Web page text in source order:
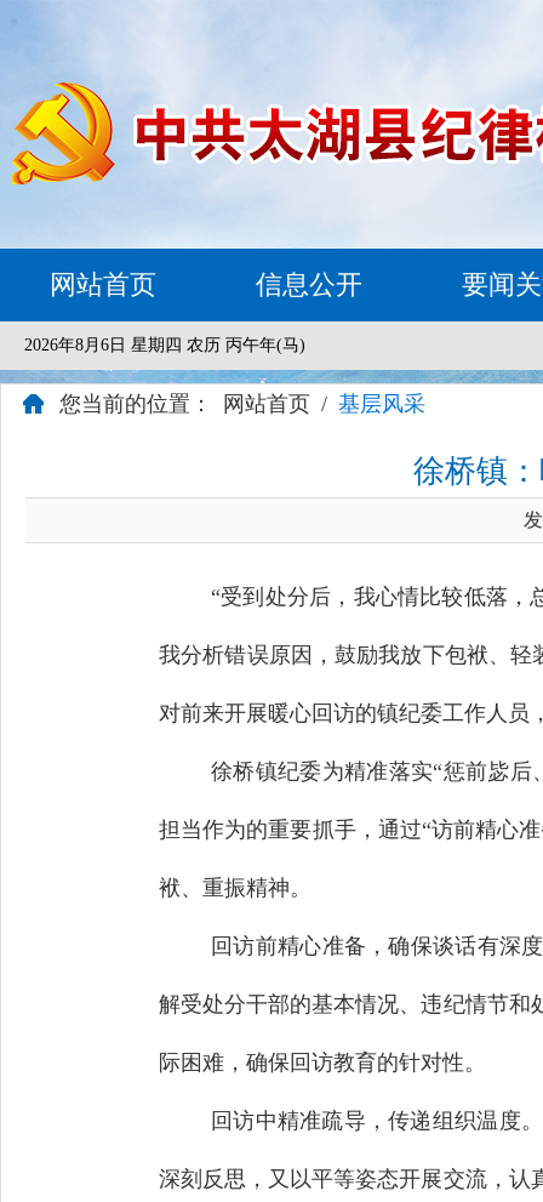
网站首页 信息公开 要闻
2026年8月6日 星期四 农历 丙午年(马)
您当前的位置： 网站首页 / 基层风采
徐桥镇
“受到处分后，我心情比较低落，
我分析错误原因，鼓励我放下包袱、
对前来开展暖心回访的镇纪委工作人员
徐桥镇纪委为精准落实“惩前毖
担当作为的重要抓手，通过“访前精心
袱、重振精神。
回访前精心准备，确保谈话有深
解受处分干部的基本情况、违纪情节
际困难，确保回访教育的针对性。
回访中精准疏导，传递组织温度
深刻反思，又以平等姿态开展交流，